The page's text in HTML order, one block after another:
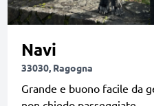
Navi
33030, Ragogna
Grande e buono facile da